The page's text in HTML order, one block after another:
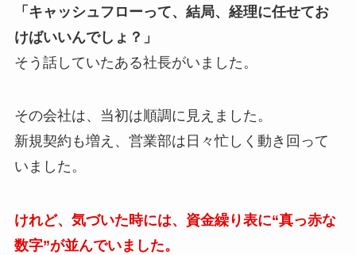
「キャッシュフローって、結局、経理に任せてお
けばいいんでしょ？」
そう話していたある社長がいました。
その会社は、当初は順調に見えました。
新規契約も増え、営業部は日々忙しく動き回って
いました。
けれど、気づいた時には、資金繰り表に“真っ赤な
数字”が並んでいました。